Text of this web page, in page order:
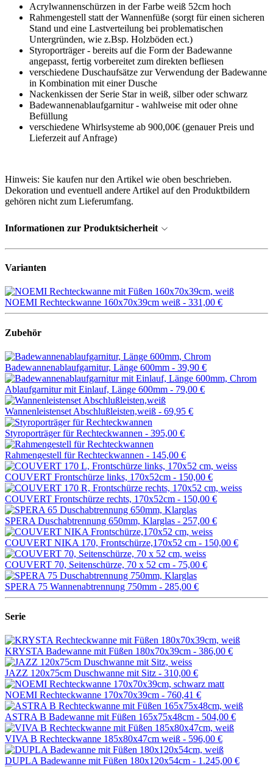
Acrylwannenschürzen in der Farbe weiß 52cm hoch
Rahmengestell statt der Wannenfüße (sorgt für einen sicheren
Stand und eine Lastverteilung bei problematischen
Untergründen, wie z.Bsp. Holzböden ect.)
Styroporträger - bereits auf die Form der Badewanne
angepasst, fertig vorbereitet zum direkten befliesen
verschiedene Duschaufsätze zur Verwendung der Badewanne
in Kombination mit einer Dusche
Nackenkissen der Serie Star in weiß, silber oder schwarz
Badewannenablaufgarnitur - wahlweise mit oder ohne
Befüllung
verschiedene Whirlsysteme ab 900,00€ (genauer Preis und
Lieferzeit auf Anfrage)
Hinweis: Sie kaufen nur den Artikel wie oben beschrieben.
Dekoration und eventuell andere Artikel auf den Produktbildern
gehören nicht zum Lieferumfang.
Informationen zur Produktsicherheit
Varianten
NOEMI Rechteckwanne 160x70x39cm weiß - 331,00 €
Zubehör
Badewannenablaufgarnitur, Länge 600mm - 39,90 €
Ablaufgarnitur mit Einlauf, Länge 600mm - 79,00 €
Wannenleistenset Abschlußleisten,weiß - 69,95 €
Styroporträger für Rechteckwannen - 395,00 €
Rahmengestell für Rechteckwannen - 145,00 €
COUVERT Frontschürze links, 170x52cm - 150,00 €
COUVERT Frontschürze rechts, 170x52cm - 150,00 €
SPERA Duschabtrennung 650mm, Klarglas - 257,00 €
COUVERT NIKA 170, Frontschürze,170x52 cm - 150,00 €
COUVERT 70, Seitenschürze, 70 x 52 cm - 75,00 €
SPERA 75 Wannenabtrennung 750mm - 285,00 €
Serie
KRYSTA Badewanne mit Füßen 180x70x39cm - 386,00 €
JAZZ 120x75cm Duschwanne mit Sitz - 310,00 €
NOEMI Rechteckwanne 170x70x39cm - 760,41 €
ASTRA B Badewanne mit Füßen 165x75x48cm - 504,00 €
VIVA B Rechteckwanne 185x80x47cm weiß - 596,00 €
DUPLA Badewanne mit Füßen 180x120x54cm - 1.245,00 €